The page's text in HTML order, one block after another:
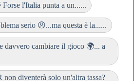
l'Italia punta a un......
serio 😠...ma questa è la......
davvero cambiare il gioco 🌍... a
non diventerà solo un'altra tassa?